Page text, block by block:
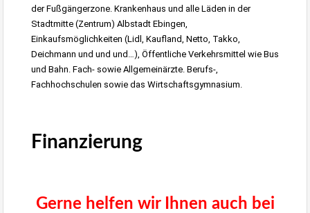
der Fußgängerzone. Krankenhaus und alle Läden in der
Stadtmitte (Zentrum) Albstadt Ebingen,
Einkaufsmöglichkeiten (Lidl, Kaufland, Netto, Takko,
Deichmann und und und…), Öffentliche Verkehrsmittel wie Bus
und Bahn. Fach- sowie Allgemeinärzte. Berufs-,
Fachhochschulen sowie das Wirtschaftsgymnasium.
Finanzierung
Gerne helfen wir Ihnen auch bei